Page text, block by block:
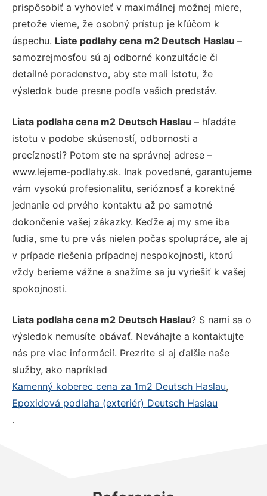
prispôsobiť a vyhovieť v maximálnej možnej miere,
pretože vieme, že osobný prístup je kľúčom k
úspechu. Liate podlahy cena m2 Deutsch Haslau –
samozrejmosťou sú aj odborné konzultácie či
detailné poradenstvo, aby ste mali istotu, že
výsledok bude presne podľa vašich predstáv.
Liata podlaha cena m2 Deutsch Haslau – hľadáte
istotu v podobe skúseností, odbornosti a
precíznosti? Potom ste na správnej adrese –
www.lejeme-podlahy.sk. Inak povedané, garantujeme
vám vysokú profesionalitu, serióznosť a korektné
jednanie od prvého kontaktu až po samotné
dokončenie vašej zákazky. Keďže aj my sme iba
ľudia, sme tu pre vás nielen počas spolupráce, ale aj
v prípade riešenia prípadnej nespokojnosti, ktorú
vždy berieme vážne a snažíme sa ju vyriešiť k vašej
spokojnosti.
Liata podlaha cena m2 Deutsch Haslau? S nami sa o
výsledok nemusíte obávať. Neváhajte a kontaktujte
nás pre viac informácií. Prezrite si aj ďalšie naše
služby, ako napríklad
Kamenný koberec cena za 1m2 Deutsch Haslau,
Epoxidová podlaha (exteriér) Deutsch Haslau
.